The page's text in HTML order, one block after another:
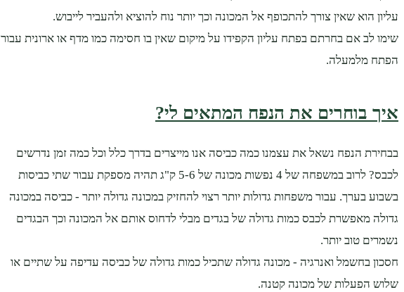
עליון הוא שאין צורך להתכופף אל המכונה וכך יותר נוח להוציא ולהעביר לייבוש.
שימו לב אם בחרתם בפתח עליון הקפידו על מיקום שאין בו חסימה כמו מדף או ארונית עבור
הפתח מלמעלה.
איך בוחרים את הנפח המתאים לי?
בבחירת הנפח נשאל את עצמנו כמה כביסה אנו מייצרים בדרך כלל וכל כמה זמן נדרשים
לכבס? לרוב במשפחה של 4 נפשות מכונה של 5-6 ק"ג תהיה מספקת עבור שתי כביסות
בשבוע בערך. עבור משפחות גדולות יותר רצוי להחזיק במכונה גדולה יותר - כביסה במכונה
גדולה מאפשרת לכבס כמות גדולה של בגדים מבלי לדחוס אותם אל המכונה וכך הבגדים
נשמרים טוב יותר.
חסכון בחשמל ואנרגיה - מכונה גדולה שתכיל כמות גדולה של כביסה עדיפה על שתיים או
שלוש הפעלות של מכונה קטנה.